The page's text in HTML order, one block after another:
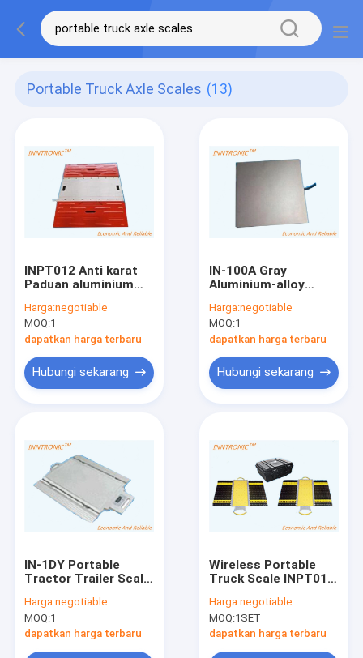
Portable Truck Axle Scales (13)
INPT012 Anti karat
Paduan aluminium
Truck Axle IP65 30t
Kendaraan mobil
Skala penimbang ±
0,1 ~ 0,3%F.S
Harga:negotiable
MOQ:1
dapatkan harga terbaru
Hubungi sekarang
IN-100A Gray
Aluminium-alloy
Scale IP66 500kg
0.2% Untuk Skala
Poros Truk 100 VDC
IP66
Harga:negotiable
MOQ:1
dapatkan harga terbaru
Hubungi sekarang
IN-1DY Portable
Tractor Trailer Scale
Weighing Pads IP65
40t skala poros truk
1.0±0.1mV/V
Harga:negotiable
MOQ:1
dapatkan harga terbaru
Wireless Portable
Truck Scale INPT011
Mobile Handheld
Vehicle Menimbang
berat poros mobil
Harga:negotiable
MOQ:1SET
dapatkan harga terbaru